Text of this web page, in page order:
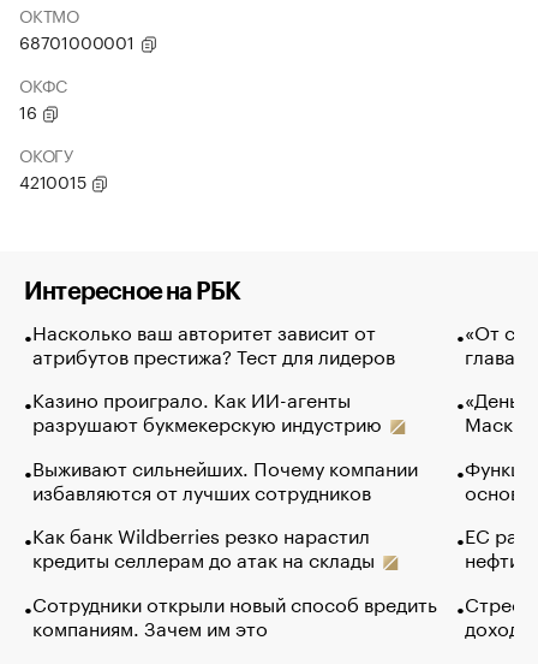
ОКТМО
68701000001
ОКФС
16
ОКОГУ
4210015
Интересное на РБК
Насколько ваш авторитет зависит от
атрибутов престижа? Тест для лидеров
Казино проиграло. Как ИИ-агенты
разрушают букмекерскую индустрию
Выживают сильнейших. Почему компании
избавляются от лучших сотрудников
Как банк Wildberries резко нарастил
кредиты селлерам до атак на склады
Сотрудники открыли новый способ вредить
компаниям. Зачем им это
«От
глава
Маск в
основ
ЕС
нефти